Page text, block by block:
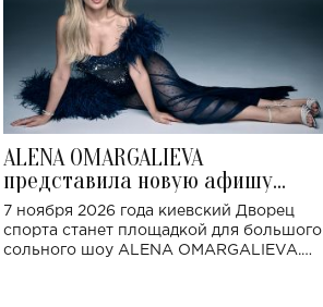
ALENA OMARGALIEVA
представила новую афишу
большого концерта во Дворце
спорта
7 ноября 2026 года киевский Дворец
спорта станет площадкой для большого
сольного шоу ALENA OMARGALIEVA.